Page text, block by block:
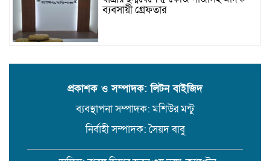
ব্যবসায়ী গ্রেফতার
সেবীর ১৪ বছরে কিশোরী কন্যাকে বিয়ে,
বরিশাল সংস্কৃতিকেন্দ্রের ৩৬ জুলাই
সেমিনার
প্রকাশক ও সম্পাদক: লিটন বাইজিদ
ব্যবস্থাপনা সম্পাদক: মশিউর মন্টু
নির্বাহী সম্পাদক: সৈয়দ বাবু